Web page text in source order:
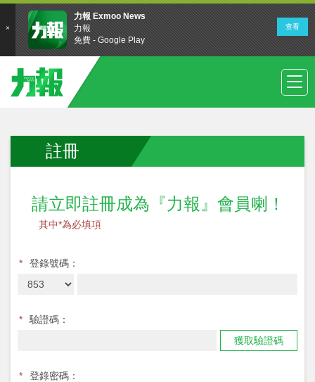
註冊
請立即註冊成為『力報』會員喇！
其中*為必填項
* 登錄號碼：
*
驗證碼：
獲取驗證碼
* 登錄密碼：